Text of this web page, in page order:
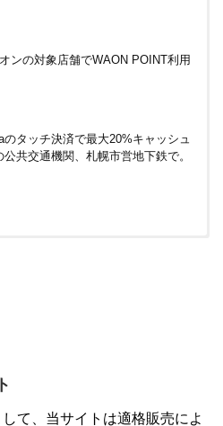
ンの対象店舗でWAON POINT利用
のタッチ決済で最大20%キャッシュ
共交通機関、札幌市営地下鉄で。
ウォレット(COIN+)で最大98,300
カード、まるごとフラットリボ
て、当サイトは適格販売によ